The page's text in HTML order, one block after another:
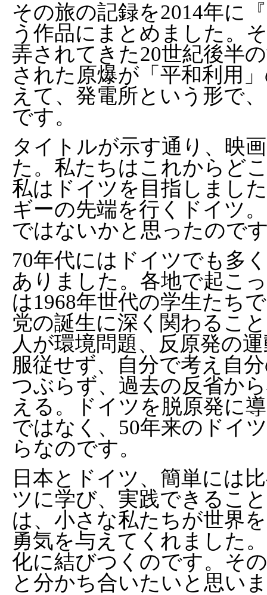
その旅の記録を2014年に
う作品にまとめました。
弄されてきた20世紀後半
された原爆が「平和利用
えて、発電所という形で
です。
タイトルが示す通り、映
た。私たちはこれからど
私はドイツを目指しまし
ギーの先端を行くドイツ
ではないかと思ったので
70年代にはドイツでも多
ありました。各地で起こ
は1968年世代の学生たち
党の誕生に深く関わるこ
人が環境問題、反原発の
服従せず、自分で考え自
つぶらず、過去の反省か
える。ドイツを脱原発に
ではなく、50年来のドイ
らなのです。
日本とドイツ、簡単には
ツに学び、実践できるこ
は、小さな私たちが世界
勇気を与えてくれました
化に結びつくのです。そ
と分かち合いたいと思い